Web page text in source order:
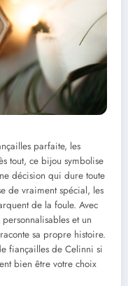
parfaite, les
tout, ce bijou symbolise
décision qui dure toute
de vraiment spécial, les
de la foule. Avec
et un
sa propre histoire.
fiançailles de Celinni si
bien être votre choix